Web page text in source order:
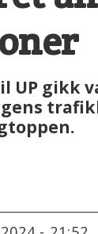
UP gikk